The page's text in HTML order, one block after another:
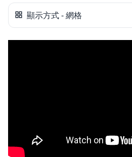
顯示方式 - 網格